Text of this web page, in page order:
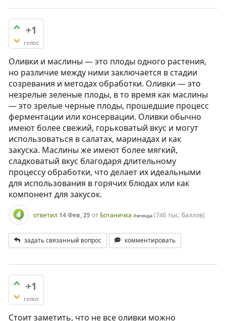
+1
голос
Оливки и маслины — это плоды одного растения,
но различие между ними заключается в стадии
созревания и методах обработки. Оливки — это
незрелые зеленые плоды, в то время как маслины
— это зрелые черные плоды, прошедшие процесс
ферментации или консервации. Оливки обычно
имеют более свежий, горьковатый вкус и могут
использоваться в салатах, маринадах и как
закуска. Маслины же имеют более мягкий,
сладковатый вкус благодаря длительному
процессу обработки, что делает их идеальными
для использования в горячих блюдах или как
компонент для закусок.
ответил 14 Фев, 25от Ботаничка Легенда (746 тыс.баллов)
задать связанный вопрос комментировать
+1
голос
Стоит заметить, что не все оливки можно